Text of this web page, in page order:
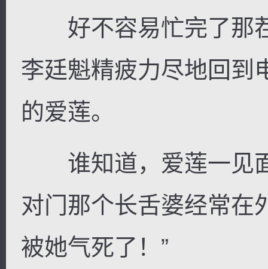
好不容易忙完了那
李廷魁精疲力尽地回到
的爱莲。
谁知道，爱莲一见面
对门那个长舌婆经常在
被她气死了！”